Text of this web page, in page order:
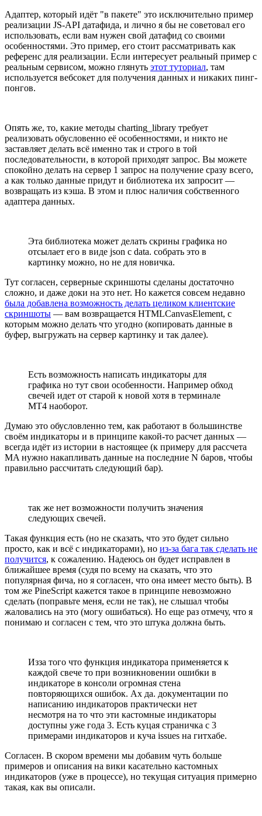
Адаптер, который идёт "в пакете" это исключительно пример
реализации JS-API датафида, и лично я бы не советовал его
использовать, если вам нужен свой датафид со своими
особенностями. Это пример, его стоит рассматривать как
референс для реализации. Если интересует реальный пример с
реальным сервисом, можно глянуть этот туториал, там
используется вебсокет для получения данных и никаких пинг-
понгов.
Опять же, то, какие методы charting_library требует
реализовать обусловенно её особенностями, и никто не
заставляет делать всё именно так и строго в той
последовательности, в которой приходят запрос. Вы можете
спокойно делать на сервер 1 запрос на получение сразу всего,
а как только данные придут и библиотека их запросит —
возвращать из кэша. В этом и плюс наличия собственного
адаптера данных.
Эта библиотека может делать скрины графика но
отсылает его в виде json с data. собрать это в
картинку можно, но не для новичка.
Тут согласен, серверные скриншоты сделаны достаточно
сложно, и даже доки на это нет. Но кажется совсем недавно
была добавлена возможность делать целиком клиентские
скриншоты — вам возвращается HTMLCanvasElement, с
которым можно делать что угодно (копировать данные в
буфер, выгружать на сервер картинку и так далее).
Есть возможность написать индикаторы для
графика но тут свои особенности. Например обход
свечей идет от старой к новой хотя в терминале
MT4 наоборот.
Думаю это обусловленно тем, как работают в большинстве
своём индикаторы и в принципе какой-то расчет данных —
всегда идёт из истории в настоящее (к примеру для рассчета
MA нужно накапливать данные на последние N баров, чтобы
правильно рассчитать следующий бар).
так же нет возможности получить значения
следующих свечей.
Такая функция есть (но не сказать, что это будет сильно
просто, как и всё с индикаторами), но из-за бага так сделать не
получится, к сожалению. Надеюсь он будет исправлен в
ближайшее время (судя по всему на сказать, что это
популярная фича, но я согласен, что она имеет место быть). В
том же PineScript кажется такое в принципе невозможно
сделать (поправьте меня, если не так), не слышал чтобы
жаловались на это (могу ошибаться). Но еще раз отмечу, что я
понимаю и согласен с тем, что это штука должна быть.
Изза того что функция индикатора применяется к
каждой свече то при возникновении ошибки в
индикаторе в консоли огромная стена
повторяющихся ошибок. Ах да. документации по
написанию индикаторов практически нет
несмотря на то что эти кастомные индикаторы
доступны уже года 3. Есть куцая страничка с 3
примерами индикаторов и куча issues на гитхабе.
Согласен. В скором времени мы добавим чуть больше
примеров и описания на вики касательно кастомных
индикаторов (уже в процессе), но текущая ситуация примерно
такая, как вы описали.